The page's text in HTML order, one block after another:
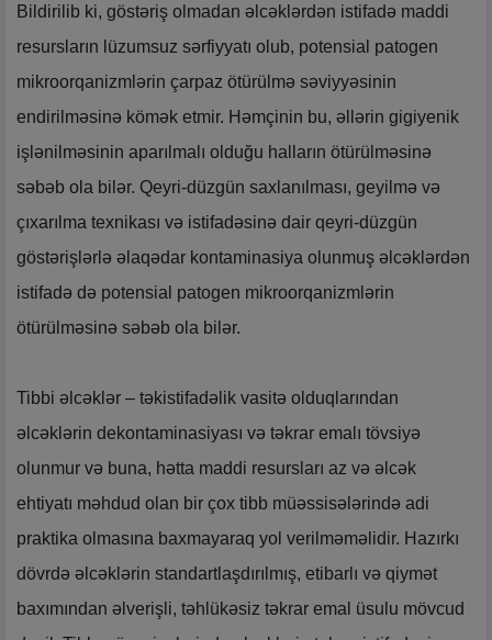
Bildirilib ki, göstəriş olmadan əlcəklərdən istifadə maddi
resursların lüzumsuz sərfiyyatı olub, potensial patogen
mikroorqanizmlərin çarpaz ötürülmə səviyyəsinin
endirilməsinə kömək etmir. Həmçinin bu, əllərin gigiyenik
işlənilməsinin aparılmalı olduğu halların ötürülməsinə
səbəb ola bilər. Qeyri-düzgün saxlanılması, geyilmə və
çıxarılma texnikası və istifadəsinə dair qeyri-düzgün
göstərişlərlə əlaqədar kontaminasiya olunmuş əlcəklərdən
istifadə də potensial patogen mikroorqanizmlərin
ötürülməsinə səbəb ola bilər.
Tibbi əlcəklər – təkistifadəlik vasitə olduqlarından
əlcəklərin dekontaminasiyası və təkrar emalı tövsiyə
olunmur və buna, hətta maddi resursları az və əlcək
ehtiyatı məhdud olan bir çox tibb müəssisələrində adi
praktika olmasına baxmayaraq yol verilməməlidir. Hazırkı
dövrdə əlcəklərin standartlaşdırılmış, etibarlı və qiymət
baxımından əlverişli, təhlükəsiz təkrar emal üsulu mövcud